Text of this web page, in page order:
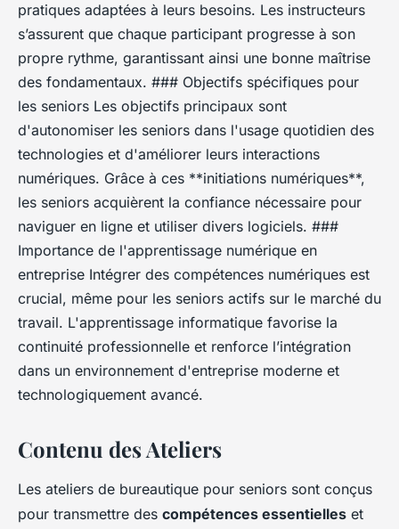
pratiques adaptées à leurs besoins. Les instructeurs
s’assurent que chaque participant progresse à son
propre rythme, garantissant ainsi une bonne maîtrise
des fondamentaux. ### Objectifs spécifiques pour
les seniors Les objectifs principaux sont
d'autonomiser les seniors dans l'usage quotidien des
technologies et d'améliorer leurs interactions
numériques. Grâce à ces **initiations numériques**,
les seniors acquièrent la confiance nécessaire pour
naviguer en ligne et utiliser divers logiciels. ###
Importance de l'apprentissage numérique en
entreprise Intégrer des compétences numériques est
crucial, même pour les seniors actifs sur le marché du
travail. L'apprentissage informatique favorise la
continuité professionnelle et renforce l’intégration
dans un environnement d'entreprise moderne et
technologiquement avancé.
Contenu des Ateliers
Les ateliers de bureautique pour seniors sont conçus
pour transmettre des compétences essentielles et